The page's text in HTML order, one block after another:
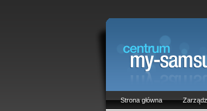
Strona główna